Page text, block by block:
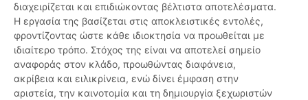
διαχειρίζεται και επιδιώκοντας βέλτιστα αποτελέσματα.
Η εργασία της βασίζεται στις αποκλειστικές εντολές,
φροντίζοντας ώστε κάθε ιδιοκτησία να προωθείται με
ιδιαίτερο τρόπο. Στόχος της είναι να αποτελεί σημείο
αναφοράς στον κλάδο, προωθώντας διαφάνεια,
ακρίβεια και ειλικρίνεια, ενώ δίνει έμφαση στην
αριστεία, την καινοτομία και τη δημιουργία ξεχωριστών